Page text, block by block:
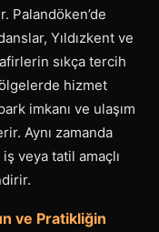
Palandöken’de
Yıldızkent ve
sıkça tercih
hizmet
imkanı ve ulaşım
Aynı zamanda
veya tatil amaçlı
ve Pratikliğin